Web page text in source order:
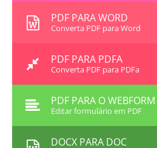
PDF PARA WORD
Converta PDF para Word
PDF PARA PDFA
Converta PDF para PDFa
PDF PARA O WEBFORM
Editar formulário em PDF
DOCX PARA DOC